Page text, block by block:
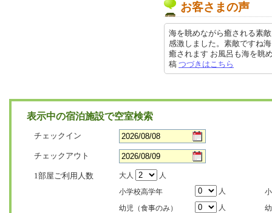
お客さまの声
海を眺めながら癒される素
感激しました。素敵ですね
癒されます お風呂も海を眺
稿 つづきはこちら
表示中の宿泊施設で空室検索
チェックイン
チェックアウト
1部屋ご利用人数 大人
人
小学校高学年
人
幼児（食事のみ）
人